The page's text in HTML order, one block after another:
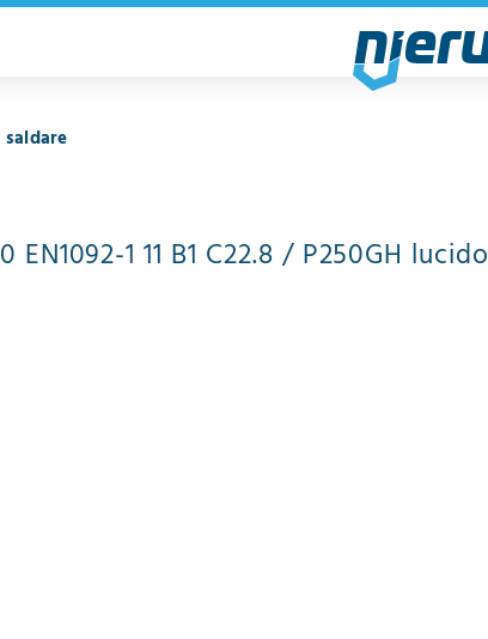
saldare
1 11 B1 C22.8 / P250GH lucido